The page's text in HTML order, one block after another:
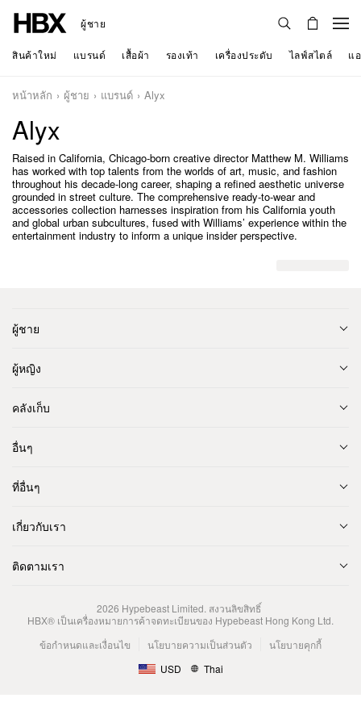
ผู้ชาย
สินค้าใหม่ แบรนด์ เสื้อผ้า รองเท้า เครื่องประดับ ไลฟ์สไตล์ แ
หน้าหลัก ผู้ชาย แบรนด์ Alyx
Alyx
Raised in California, Chicago-born creative director Matthew M. Williams
has worked with top talents from the worlds of art, music, and fashion
throughout his decade-long career, shaping a refined aesthetic universe
grounded in street culture. The comprehensive ready-to-wear and
accessories collection harnesses inspiration from his California youth
and global urban subcultures, fused with Williams’ experience within the
entertainment industry to inform a unique insider perspective.
ผู้ชาย
ผู้หญิง
คลังเก็บ
อื่นๆ
ที่อื่นๆ
เกี่ยวกับเรา
ติดตามเรา
2026 Hypebeast Limited. สงวนลิขสิทธิ์
HBX® เป็นเครื่องหมายการค้าจดทะเบียนของ Hypebeast Hong Kong Ltd.
ข้อกำหนดและเงื่อนไข
นโยบายความเป็นส่วนตัว
นโยบายคุกกี้
USD
Thai